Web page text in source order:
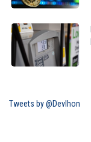
Tweets by @Devlhon